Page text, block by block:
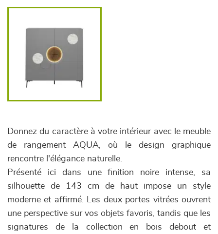
Donnez du caractère à votre intérieur avec le meuble
de rangement AQUA, où le design graphique
rencontre l'élégance naturelle.
Présenté ici dans une finition noire intense, sa
silhouette de 143 cm de haut impose un style
moderne et affirmé. Les deux portes vitrées ouvrent
une perspective sur vos objets favoris, tandis que les
signatures de la collection en bois debout et